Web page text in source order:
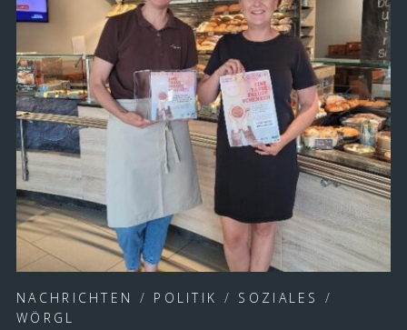
NACHRICHTEN / POLITIK / SOZIALES
/
WÖRGL